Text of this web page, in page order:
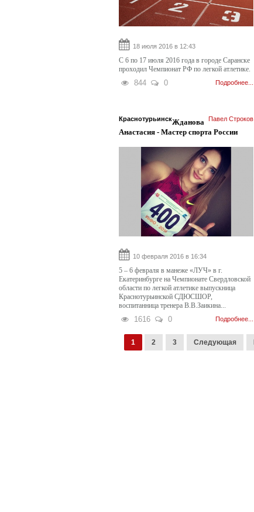
18 июля 2016 в 12:43
С 6 по 17 июля 2016 года в городе Саранске
проходил Чемпионат РФ по легкой атлетике.
844 0 Подробнее...
Краснотурьинск Павел Строков
Жданова
Анастасия - Мастер спорта России
10 февраля 2016 в 16:34
5 – 6 февраля в манеже «ЛУЧ» в г.
Екатеринбурге на Чемпионате Свердловской
области по легкой атлетике выпускница
Краснотурьинской СДЮСШОР,
воспитанница тренера В.В.Заикина...
1616 0 Подробнее...
1 2 3 Следующая